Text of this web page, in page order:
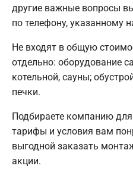
другие важные вопросы
по телефону, указанному
Не входят в общую
отдельно: оборудование
котельной, сауны;
печки.
Подбираете компанию
тарифы и условия вам
выгодной заказать
акции.